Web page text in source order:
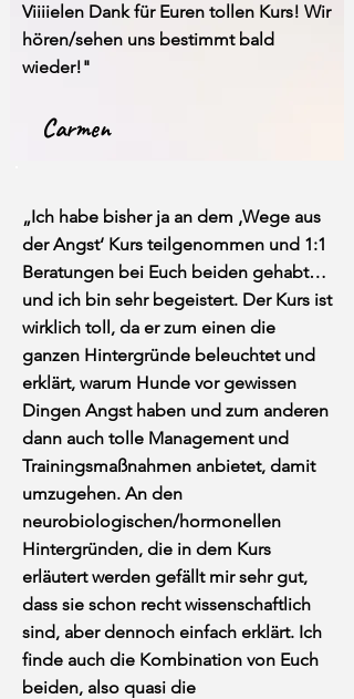
Viiiielen Dank für Euren tollen Kurs! Wir
hören/sehen uns bestimmt bald
wieder!"
Carmen
„Ich habe bisher ja an dem ‚Wege aus
der Angst‘ Kurs teilgenommen und 1:1
Beratungen bei Euch beiden gehabt…
und ich bin sehr begeistert. Der Kurs ist
wirklich toll, da er zum einen die
ganzen Hintergründe beleuchtet und
erklärt, warum Hunde vor gewissen
Dingen Angst haben und zum anderen
dann auch tolle Management und
Trainingsmaßnahmen anbietet, damit
umzugehen. An den
neurobiologischen/hormonellen
Hintergründen, die in dem Kurs
erläutert werden gefällt mir sehr gut,
dass sie schon recht wissenschaftlich
sind, aber dennoch einfach erklärt. Ich
finde auch die Kombination von Euch
beiden, also quasi die